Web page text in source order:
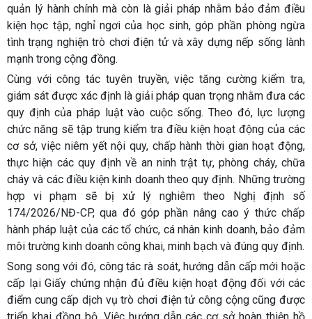
quản lý hành chính mà còn là giải pháp nhằm bảo đảm điều
kiện học tập, nghỉ ngơi của học sinh, góp phần phòng ngừa
tình trạng nghiện trò chơi điện tử và xây dựng nếp sống lành
mạnh trong cộng đồng.
Cùng với công tác tuyên truyền, việc tăng cường kiểm tra,
giám sát được xác định là giải pháp quan trọng nhằm đưa các
quy định của pháp luật vào cuộc sống. Theo đó, lực lượng
chức năng sẽ tập trung kiểm tra điều kiện hoạt động của các
cơ sở, việc niêm yết nội quy, chấp hành thời gian hoạt động,
thực hiện các quy định về an ninh trật tự, phòng cháy, chữa
cháy và các điều kiện kinh doanh theo quy định. Những trường
hợp vi phạm sẽ bị xử lý nghiêm theo Nghị định số
174/2026/NĐ-CP, qua đó góp phần nâng cao ý thức chấp
hành pháp luật của các tổ chức, cá nhân kinh doanh, bảo đảm
môi trường kinh doanh công khai, minh bạch và đúng quy định.
Song song với đó, công tác rà soát, hướng dẫn cấp mới hoặc
cấp lại Giấy chứng nhận đủ điều kiện hoạt động đối với các
điểm cung cấp dịch vụ trò chơi điện tử công cộng cũng được